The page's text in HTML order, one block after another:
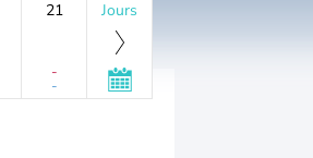
21
-
-
Jours